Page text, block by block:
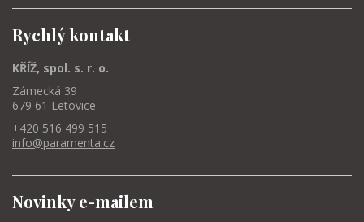
Rychlý kontakt
KŘÍŽ, spol. s. r. o.
Zámecká 39
679 61 Letovice
+420 516 499 515
info@paramenta.cz
Novinky e-mailem